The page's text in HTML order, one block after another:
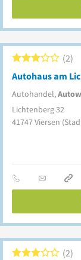
Autohaus am
Autohandel,
2
Lichtenberg 32
41747Viersen
2